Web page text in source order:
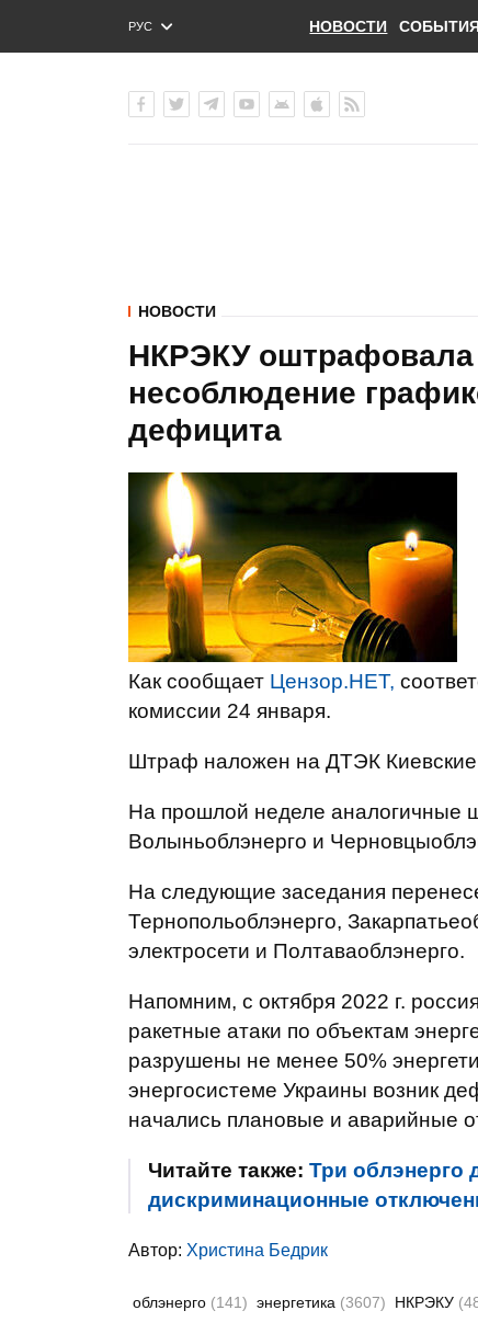
РУС
ENG
НОВОСТИ
НОВОСТИ
НКРЭКУ оштрафовала
несоблюдение
дефицита
Как сообщает Цензор.НЕТ,
комиссии 24 января.
Штраф наложен на ДТЭК Киевские
На прошлой неделе аналогичные
Волыньоблэнерго и
На следующие заседания
Тернопольоблэнерго,
электросети и Полтаваоблэнерго.
Напомним, с октября 2022 г.
ракетные атаки по объектам
разрушены не менее 50%
энергосистеме Украины возник
начались плановые и аварийные
Читайте также: Три облэнерго
дискриминационные
Автор: Христина Бедрик
облэнерго (141) энергетика (3607) НКРЭКУ